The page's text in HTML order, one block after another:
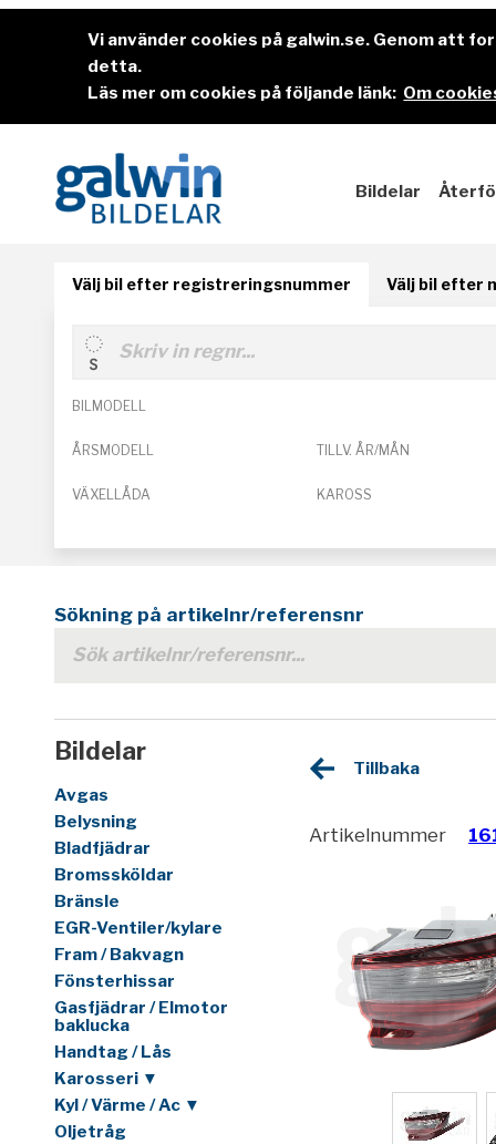
Vi använder cookies på galwin.se. Genom att
detta.
Läs mer om cookies på följande länk: Om
Bildelar
Välj bil efter registreringsnummer Välj bil efter
BILMODELL
ÅRSMODELL TILLV. ÅR/MÅN
VÄXELLÅDA KAROSS
Sökning på artikelnr/referensnr
Bildelar
Avgas
Belysning
Bladfjädrar
Bromssköldar
Bränsle
EGR-Ventiler/kylare
Fram / Bakvagn
Fönsterhissar
Gasfjädrar / Elmotor
baklucka
Handtag / Lås
Karosseri ▼
Kyl / Värme / Ac ▼
Oljetråg
Tillbaka
Artikelnummer